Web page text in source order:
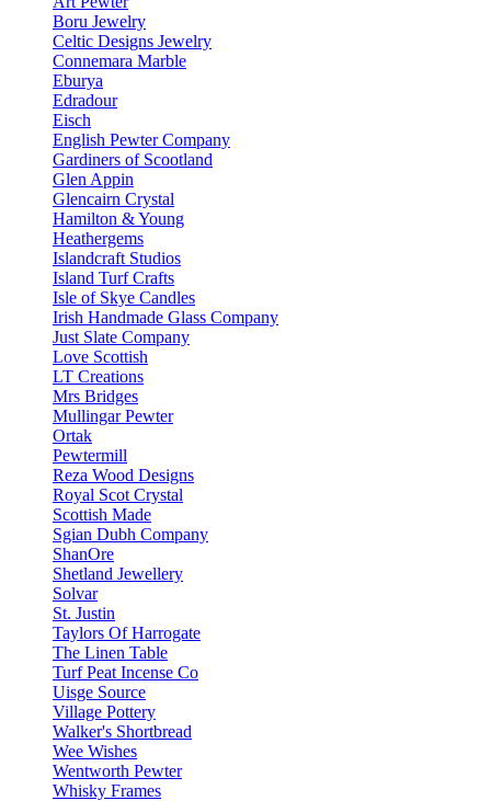
Boru Jewelry
Celtic Designs Jewelry
Connemara Marble
Eburya
Edradour
Eisch
English Pewter Company
Gardiners of Scootland
Glen Appin
Glencairn Crystal
Hamilton & Young
Heathergems
Islandcraft Studios
Island Turf Crafts
Isle of Skye Candles
Irish Handmade Glass Company
Just Slate Company
Love Scottish
LT Creations
Mrs Bridges
Mullingar Pewter
Ortak
Pewtermill
Reza Wood Designs
Royal Scot Crystal
Scottish Made
Sgian Dubh Company
ShanOre
Shetland Jewellery
Solvar
St. Justin
Taylors Of Harrogate
The Linen Table
Turf Peat Incense Co
Uisge Source
Village Pottery
Walker's Shortbread
Wee Wishes
Wentworth Pewter
Whisky Frames